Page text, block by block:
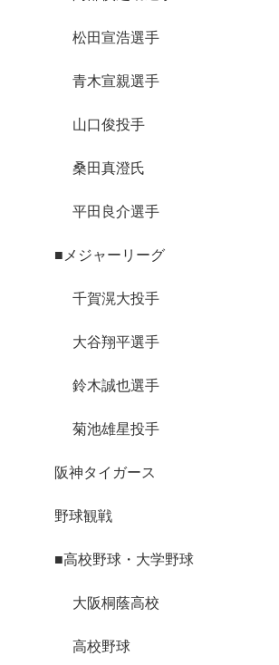
松田宣浩選手
青木宣親選手
山口俊投手
桑田真澄氏
平田良介選手
■メジャーリーグ
千賀滉大投手
大谷翔平選手
鈴木誠也選手
菊池雄星投手
阪神タイガース
野球観戦
■高校野球・大学野球
大阪桐蔭高校
高校野球